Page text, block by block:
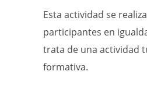
Esta actividad se
participantes en
trata de una actividad
formativa.